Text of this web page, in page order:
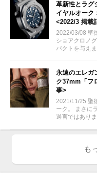
革新性とラグ
イヤルオーク
<2022/3 掲載
2022/03/08 聖
ショアクロノ
パクトを与え
永遠のエレガ
ク37mm「フ
事>
2021/11/25 聖
ーク。 まさに
過言ではあり
も